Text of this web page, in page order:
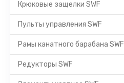
Крюковые защелки SWF
Пульты управления SWF
Рамы канатного барабана SWF
Редукторы SWF